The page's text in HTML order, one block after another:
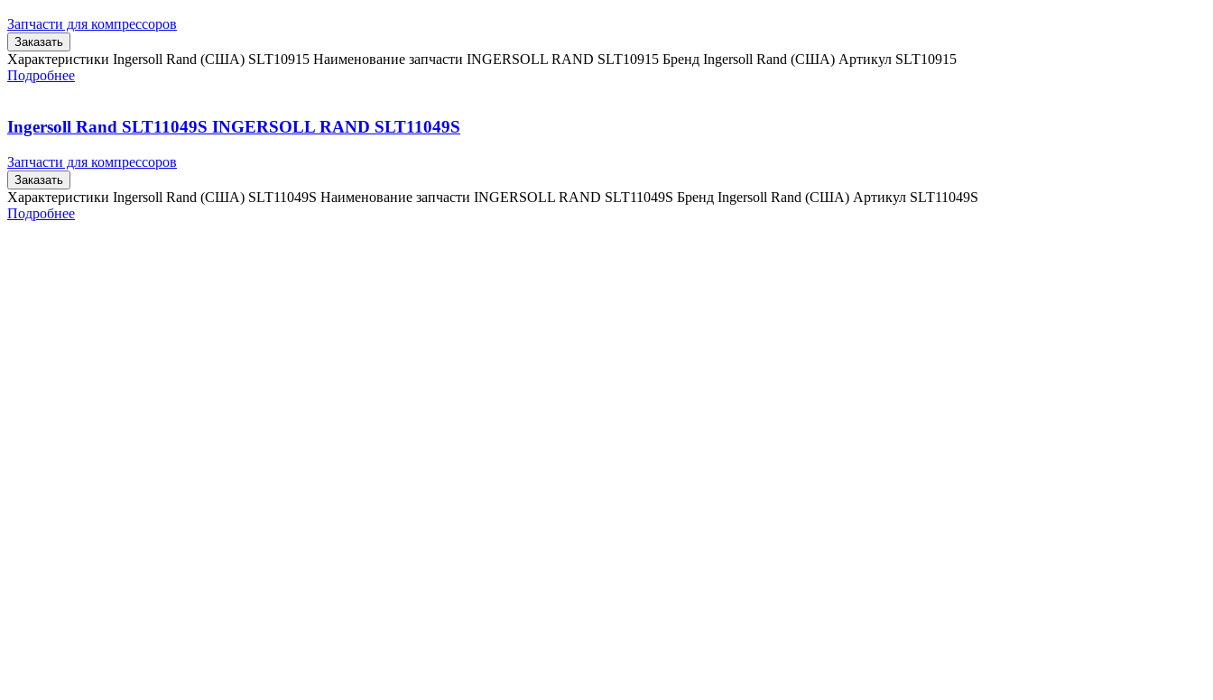
Запчасти для компрессоров
Заказать
Характеристики Ingersoll Rand (США) SLT10915 Наименование запчасти INGERSOLL RAND SLT10915 Бренд Ingersoll Rand (США) Артикул SLT10915
Подробнее
Ingersoll Rand SLT11049S INGERSOLL RAND SLT11049S
Запчасти для компрессоров
Заказать
Характеристики Ingersoll Rand (США) SLT11049S Наименование запчасти INGERSOLL RAND SLT11049S Бренд Ingersoll Rand (США) Артикул SLT11049S
Подробнее